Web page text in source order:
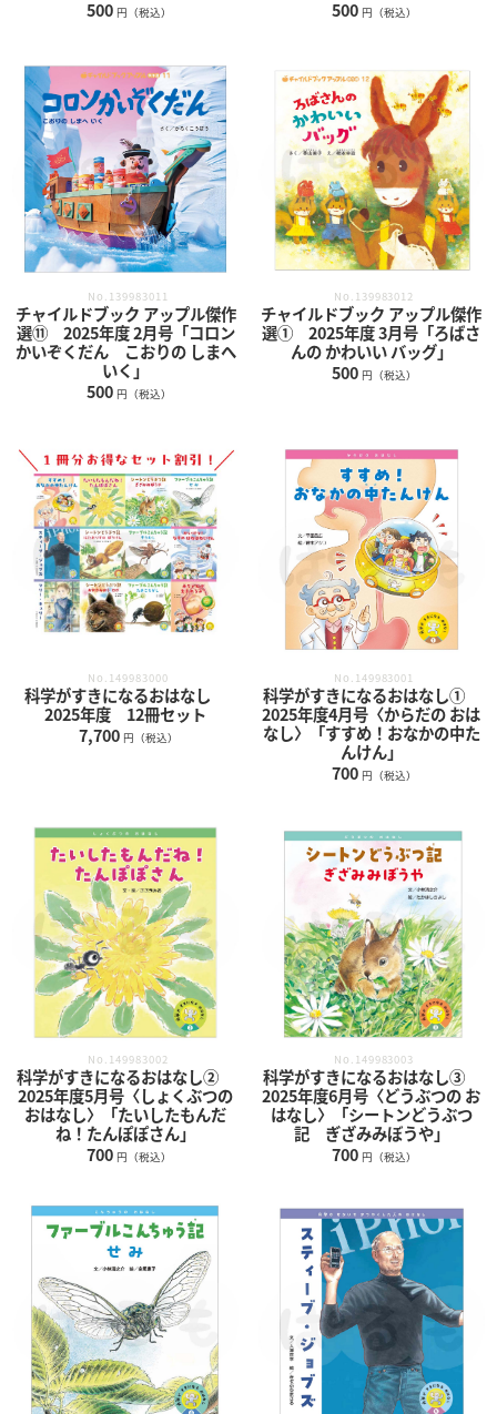
500 円（税込） 500 円（税込）
No.139983011
チャイルドブック アップル傑作
選⑪ 2025年度 2月号「コロン
かいぞくだん こおりの しまへ
いく」
500 円（税込）
No.139983012
チャイルドブック アップル傑作
選① 2025年度 3月号「ろばさ
んの かわいい バッグ」
500 円（税込）
No.149983000
科学がすきになるおはなし
2025年度 12冊セット
7,700 円（税込）
No.149983001
科学がすきになるおはなし①
2025年度4月号〈からだの おは
なし〉「すすめ！おなかの中た
んけん」
700 円（税込）
No.149983002
科学がすきになるおはなし②
2025年度5月号〈しょくぶつの
おはなし〉「たいしたもんだ
ね！たんぽぽさん」
700 円（税込）
No.149983003
科学がすきになるおはなし③
2025年度6月号〈どうぶつの お
はなし〉「シートンどうぶつ
記 ぎざみみぼうや」
700 円（税込）